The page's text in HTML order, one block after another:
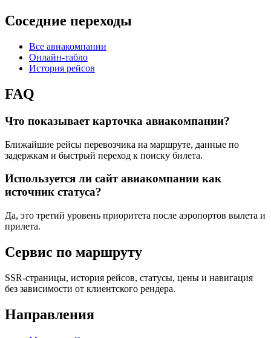
Соседние переходы
Все авиакомпании
Онлайн-табло
История рейсов
FAQ
Что показывает карточка авиакомпании?
Ближайшие рейсы перевозчика на маршруте, данные по
задержкам и быстрый переход к поиску билета.
Используется ли сайт авиакомпании как
источник статуса?
Да, это третий уровень приоритета после аэропортов вылета и
прилета.
Сервис по маршруту
SSR-страницы, история рейсов, статусы, цены и навигация
без зависимости от клиентского рендера.
Направления